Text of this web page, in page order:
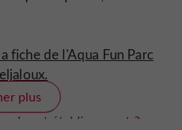
fiche de l'Aqua Fun Parc
de cet établissement ?
plus